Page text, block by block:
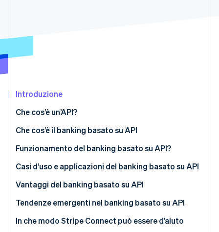
Costituzione di start-up
Identity
Scopri come Stripe sta costruendo l'infrastruttura
Introduzione
Che cos’è un’API?
Che cos’è il banking basato su API
Funzionamento del banking basato su API?
Casi d’uso e applicazioni del banking basato su API
Pagamenti integrati
BaaS
Vantaggi del banking basato su API
Tendenze emergenti nel banking basato su API
Pagamenti istantanei
In che modo Stripe Connect può essere d’aiuto